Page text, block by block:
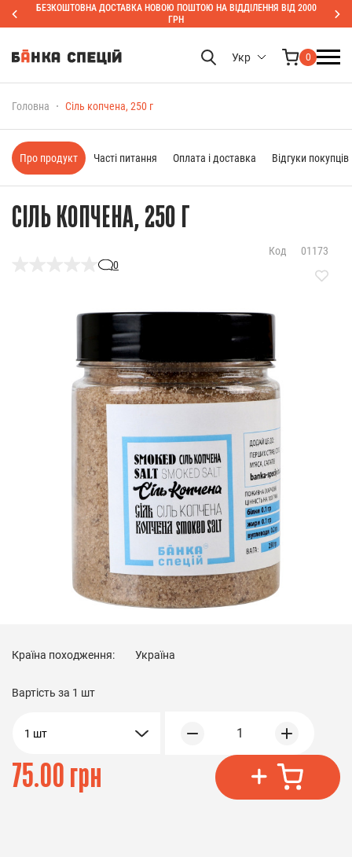
БЕЗКОШТОВНА ДОСТАВКА НОВОЮ ПОШТОЮ НА ВІДДІЛЕННЯ ВІД 2000
ГРН
Укр 0
Головна Сіль копчена, 250 г
СІЛЬ КОПЧЕНА, 250 Г
0
Код 01173
Країна походження: Україна
Вартість за 1 шт
1 шт 1
75.00 грн
Про продукт Часті питання Оплата і доставка Відгуки покупців